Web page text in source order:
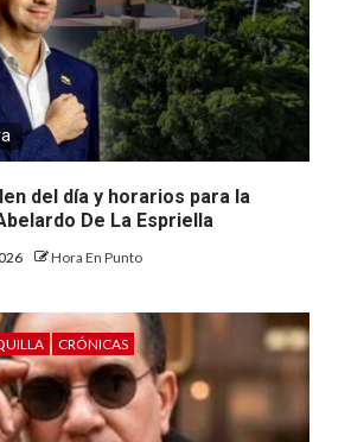
del día y horarios para la
De La Espriella
Hora En Punto
CRÓNICAS